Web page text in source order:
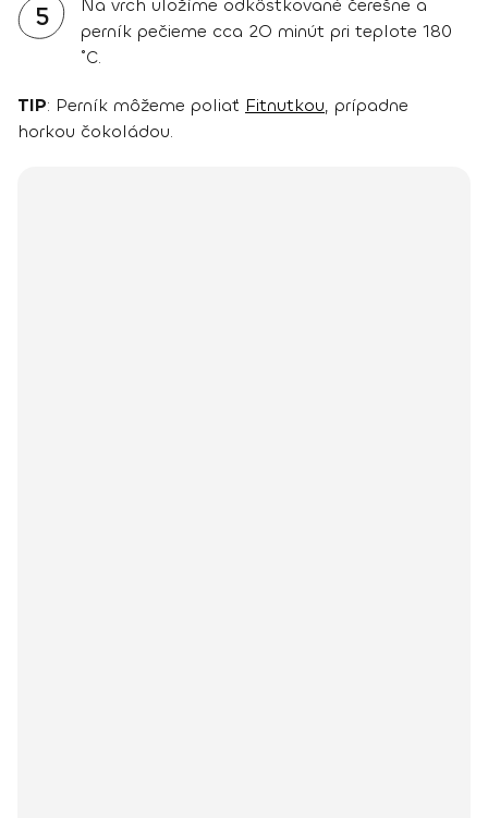
5
Na vrch uložíme odkôstkované čerešne a
perník pečieme cca 2O minút pri teplote 180
˚C.
TIP: Perník môžeme poliať Fitnutkou, prípadne
horkou čokoládou.